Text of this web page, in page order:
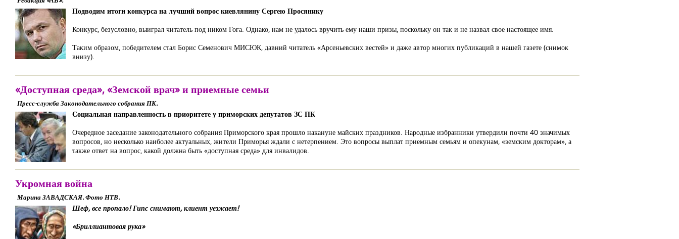
Подводим итоги конкурса на лучший вопрос киевлянину Сергею Просянику
Конкурс, безусловно, выиграл читатель под ником Гога. Однако, нам не удалось вручить ему наши призы, поскольку он так и не назвал свое настоящее имя.
Таким образом, победителем стал Борис Семенович МИСЮК, давний читатель «Арсеньевских вестей» и даже автор многих публикаций в нашей газете (снимок
внизу).
«Доступная среда», «Земской врач» и приемные семьи
Пресс-служба Законодательного собрания ПК.
Социальная направленность в приоритете у приморских депутатов ЗС ПК
Очередное заседание законодательного собрания Приморского края прошло накануне майских праздников. Народные избранники утвердили почти 40 значимых
вопросов, но несколько наиболее актуальных, жители Приморья ждали с нетерпением. Это вопросы выплат приемным семьям и опекунам, «земским докторам», а
также ответ на вопрос, какой должна быть «доступная среда» для инвалидов.
Укромная война
Марина ЗАВАДСКАЯ. Фото НТВ.
Шеф, все пропало! Гипс снимают, клиент уезжает!
«Бриллиантовая рука»